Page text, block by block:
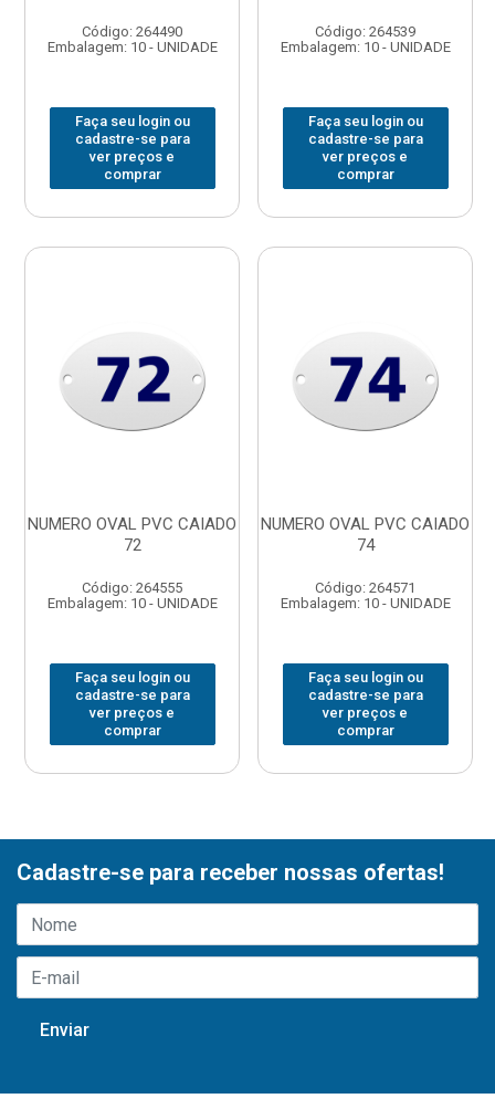
Código: 264490
Embalagem: 10 - UNIDADE
Faça seu login ou
cadastre-se para
ver preços e
comprar
Código: 264539
Embalagem: 10 - UNIDADE
Faça seu login ou
cadastre-se para
ver preços e
comprar
NUMERO OVAL PVC CAIADO
72
Código: 264555
Embalagem: 10 - UNIDADE
Faça seu login ou
cadastre-se para
ver preços e
comprar
NUMERO OVAL PVC CAIADO
74
Código: 264571
Embalagem: 10 - UNIDADE
Faça seu login ou
cadastre-se para
ver preços e
comprar
Cadastre-se para receber nossas ofertas!